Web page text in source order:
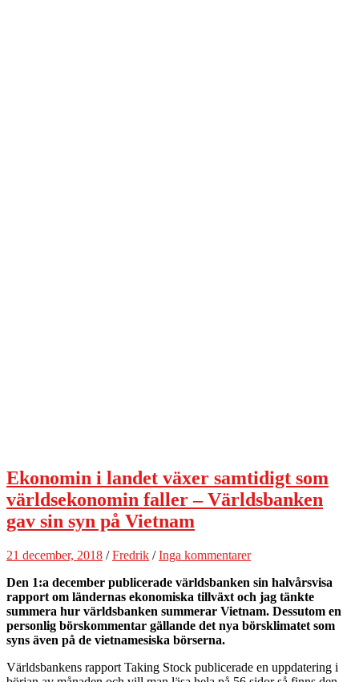
Ekonomin i landet växer samtidigt som
världsekonomin faller – Världsbanken
gav sin syn på Vietnam
21 december, 2018 /Fredrik /Inga kommentarer
Den 1:a december publicerade världsbanken sin halvårsvisa
rapport om ländernas ekonomiska tillväxt och jag tänkte
summera hur världsbanken summerar Vietnam. Dessutom en
personlig börskommentar gällande det nya börsklimatet som
syns även på de vietnamesiska börserna.
Världsbankens rapport Taking Stock publicerade en uppdatering i